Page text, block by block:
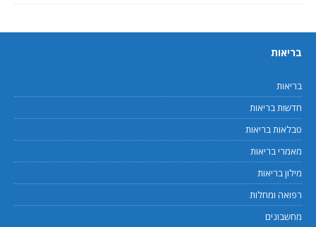
בריאות
בריאות
חדשות בריאות
טבלאות בריאות
מאמרי בריאות
מילון בריאות
רפואה ומחלות
מחשבונים